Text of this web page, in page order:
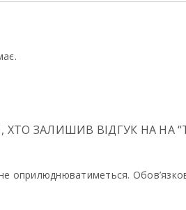
ЗАЛИШИВ ВІДГУК НА НА
оприлюднюватиметься.